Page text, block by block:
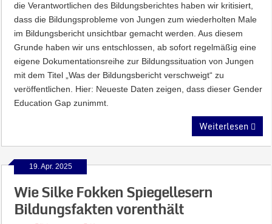
die Verantwortlichen des Bildungsberichtes haben wir kritisiert,
dass die Bildungsprobleme von Jungen zum wiederholten Male
im Bildungsbericht unsichtbar gemacht werden. Aus diesem
Grunde haben wir uns entschlossen, ab sofort regelmäßig eine
eigene Dokumentationsreihe zur Bildungssituation von Jungen
mit dem Titel „Was der Bildungsbericht verschweigt“ zu
veröffentlichen. Hier: Neueste Daten zeigen, dass dieser Gender
Education Gap zunimmt.
Weiterlesen
19. Apr. 2025
Wie Silke Fokken Spiegellesern
Bildungsfakten vorenthält